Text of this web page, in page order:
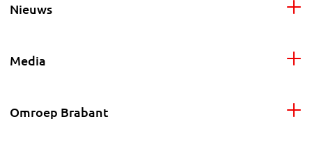
Nieuws
Media
Omroep Brabant